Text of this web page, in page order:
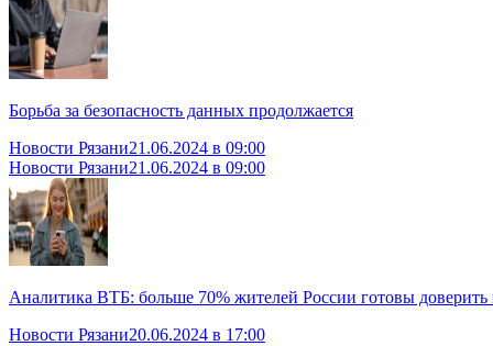
Борьба за безопасность данных продолжается
Новости Рязани21.06.2024 в 09:00
Новости Рязани21.06.2024 в 09:00
Аналитика ВТБ: больше 70% жителей России готовы
Новости Рязани20.06.2024 в 17:00